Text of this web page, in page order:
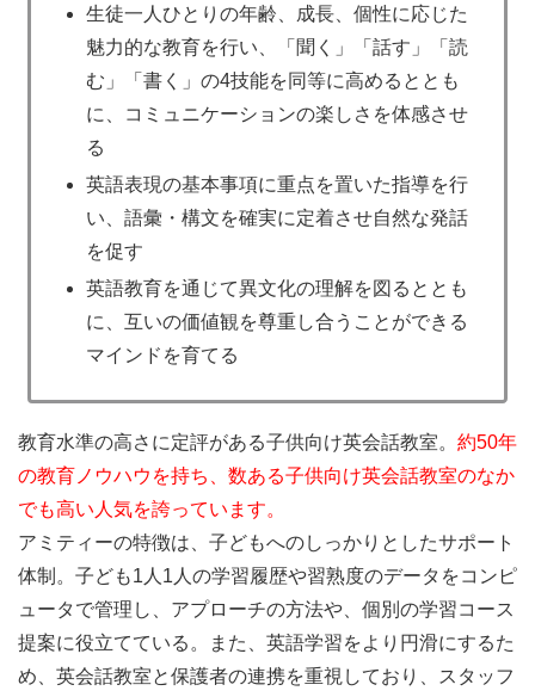
生徒一人ひとりの年齢、成長、個性に応じた
魅力的な教育を行い、「聞く」「話す」「読
む」「書く」の4技能を同等に高めるととも
に、コミュニケーションの楽しさを体感させ
る
英語表現の基本事項に重点を置いた指導を行
い、語彙・構文を確実に定着させ自然な発話
を促す
英語教育を通じて異文化の理解を図るととも
に、互いの価値観を尊重し合うことができる
マインドを育てる
教育水準の高さに定評がある子供向け英会話教室。 約50年
の教育ノウハウを持ち、数ある子供向け英会話教室のなか
でも高い人気を誇っています。
アミティーの特徴は、子どもへのしっかりとしたサポート
体制。子ども1人1人の学習履歴や習熟度のデータをコンピ
ュータで管理し、アプローチの方法や、個別の学習コース
提案に役立てている。また、英語学習をより円滑にするた
め、英会話教室と保護者の連携を重視しており、スタッフ